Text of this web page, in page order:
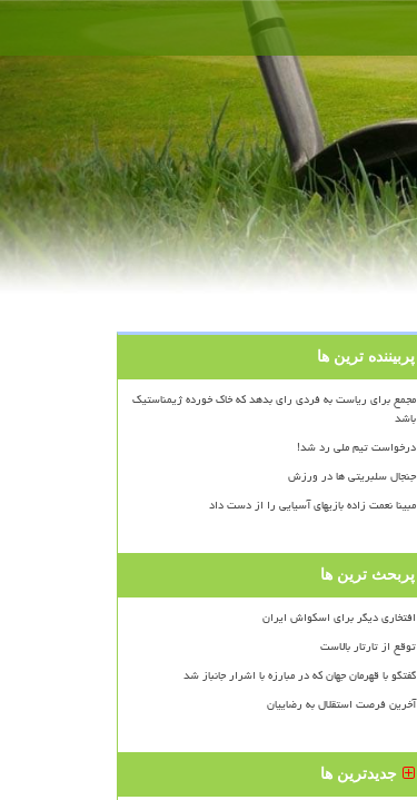
پربیننده ترین ها
مجمع برای ریاست به فردی رای بدهد که خاک خورده ژیمناستیک
باشد
درخواست تیم ملی رد شد!
جنجال سلبریتی ها در ورزش
مبینا نعمت زاده بازیهای آسیایی را از دست داد
پربحث ترین ها
افتخاری دیگر برای اسکواش ایران
توقع از تارتار بالاست
گفتگو با قهرمان جهان که در مبارزه با اشرار جانباز شد
آخرین فرصت استقلال به رضاییان
جدیدترین ها